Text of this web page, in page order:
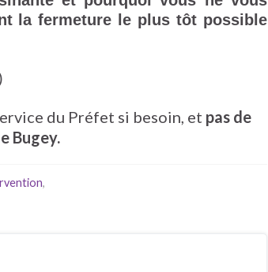
la fermeture le plus tôt possible
du Préfet si besoin, et pas de
Bugey.
,